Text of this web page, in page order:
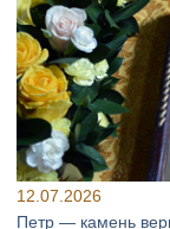
12.07.2026
Петр — камень